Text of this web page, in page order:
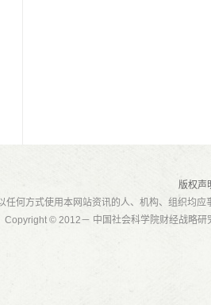
版权声
任何方式使用本网站资讯的人、机构、组织均应
Copyright © 2012－ 中国社会科学院财经战略